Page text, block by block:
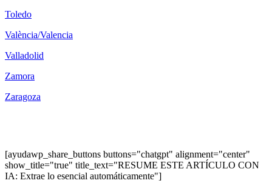
Toledo
València/Valencia
Valladolid
Zamora
Zaragoza
[ayudawp_share_buttons buttons="chatgpt" alignment="center"
show_title="true" title_text="RESUME ESTE ARTÍCULO CON
IA: Extrae lo esencial automáticamente"]